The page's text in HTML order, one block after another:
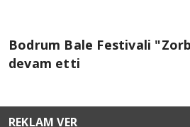
Bodrum Bale Festivali
devam etti
REKLAM VER